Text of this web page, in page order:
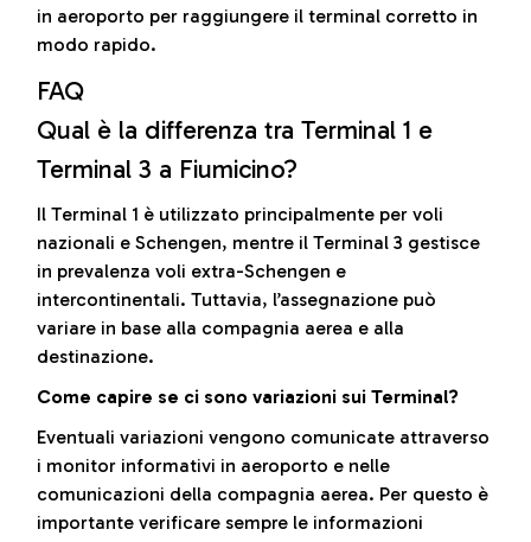
in aeroporto per raggiungere il terminal corretto in
modo rapido.
FAQ
Qual è la differenza tra Terminal 1 e
Terminal 3 a Fiumicino?
Il Terminal 1 è utilizzato principalmente per voli
nazionali e Schengen, mentre il Terminal 3 gestisce
in prevalenza voli extra-Schengen e
intercontinentali. Tuttavia, l’assegnazione può
variare in base alla compagnia aerea e alla
destinazione.
Come capire se ci sono variazioni sui Terminal?
Eventuali variazioni vengono comunicate attraverso
i monitor informativi in aeroporto e nelle
comunicazioni della compagnia aerea. Per questo è
importante verificare sempre le informazioni